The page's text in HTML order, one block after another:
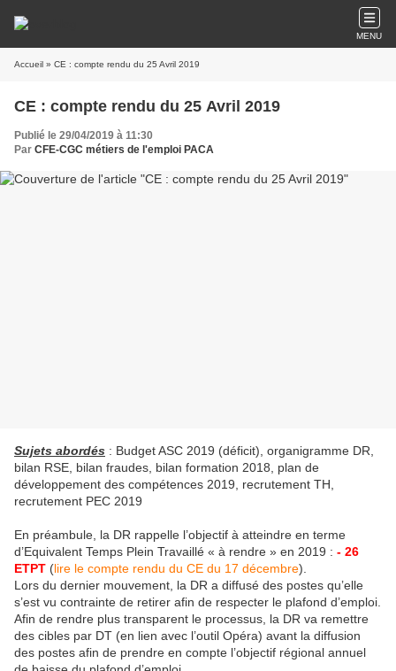
MENU
Accueil » CE : compte rendu du 25 Avril 2019
CE : compte rendu du 25 Avril 2019
Publié le 29/04/2019 à 11:30
Par CFE-CGC métiers de l'emploi PACA
Sujets abordés : Budget ASC 2019 (déficit), organigramme DR,
bilan RSE, bilan fraudes, bilan formation 2018, plan de
développement des compétences 2019, recrutement TH,
recrutement PEC 2019
En préambule, la DR rappelle l’objectif à atteindre en terme
d’Equivalent Temps Plein Travaillé « à rendre » en 2019 : - 26
ETPT (lire le compte rendu du CE du 17 décembre).
Lors du dernier mouvement, la DR a diffusé des postes qu’elle
s’est vu contrainte de retirer afin de respecter le plafond d’emploi.
Afin de rendre plus transparent le processus, la DR va remettre
des cibles par DT (en lien avec l’outil Opéra) avant la diffusion
des postes afin de prendre en compte l’objectif régional annuel